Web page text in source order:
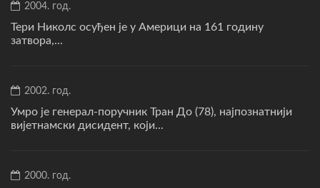
2004. год.
Тери Николс осуђен је у Америци на 161 годину
затвора,...
2002. год.
Умро је генерал-поручник Тран До (78), најпознатнији
вијетнамски дисидент, који...
2000. год.